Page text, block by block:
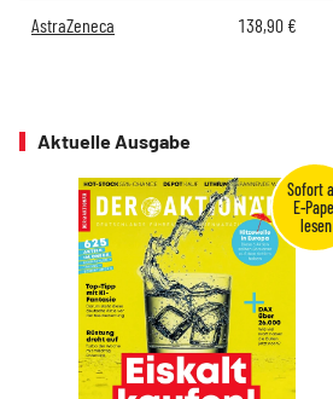
AstraZeneca 138,90€
Aktuelle Ausgabe